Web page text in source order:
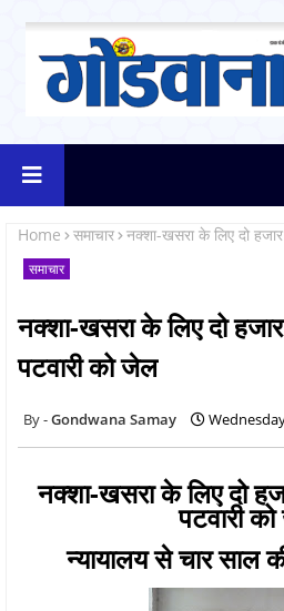
Home समाचार नक्शा-खसरा के लिए दो
समाचार
नक्शा-खसरा के लिए दो
पटवारी को जेल
Gondwana Samay
नक्शा-खसरा के लिए दो
पटवारी
न्यायालय से चार साल